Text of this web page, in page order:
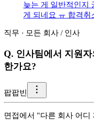
늦는 게 일반적인지
게 되네요 ㅠ 합격취
직무 · 모든 회사 / 인사
Q. 인사팀에서 지원
한가요?
팝팝빈
면접에서 "다른 회사 어디